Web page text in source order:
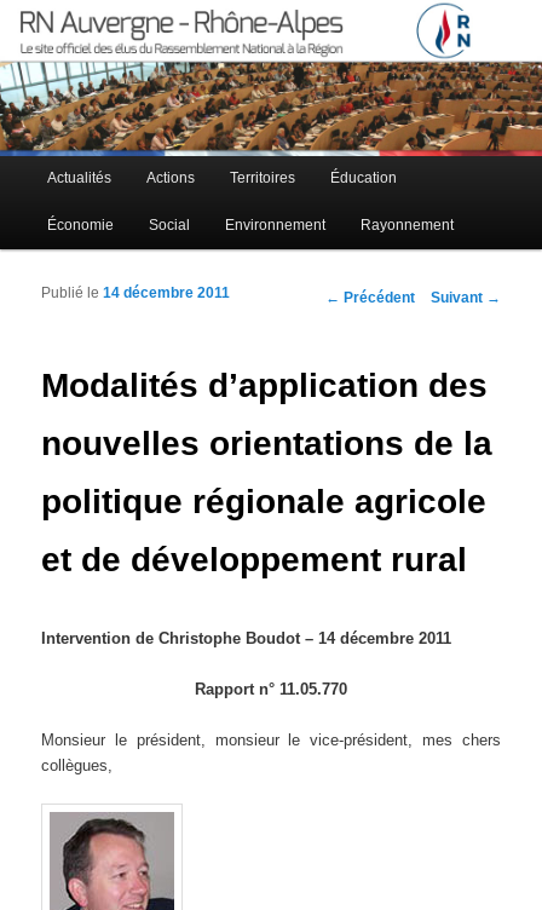
RN Auvergne – Rhône-Alpes
Le site officiel des élus RN à la région Auvergne – Rhône-Alpes
Menu principal
Aller au contenu principal
Aller au contenu secondaire
Actualités Actions Territoires Éducation
Économie Social Environnement Rayonnement
Navigation des articles
← Précédent Suivant →
Modalités d’application des
nouvelles orientations de la
politique régionale agricole
et de développement rural
Publié le14 décembre 2011
Intervention de Christophe Boudot – 14 décembre 2011
Rapport n° 11.05.770
Monsieur le président, monsieur le vice-président, mes chers
collègues,